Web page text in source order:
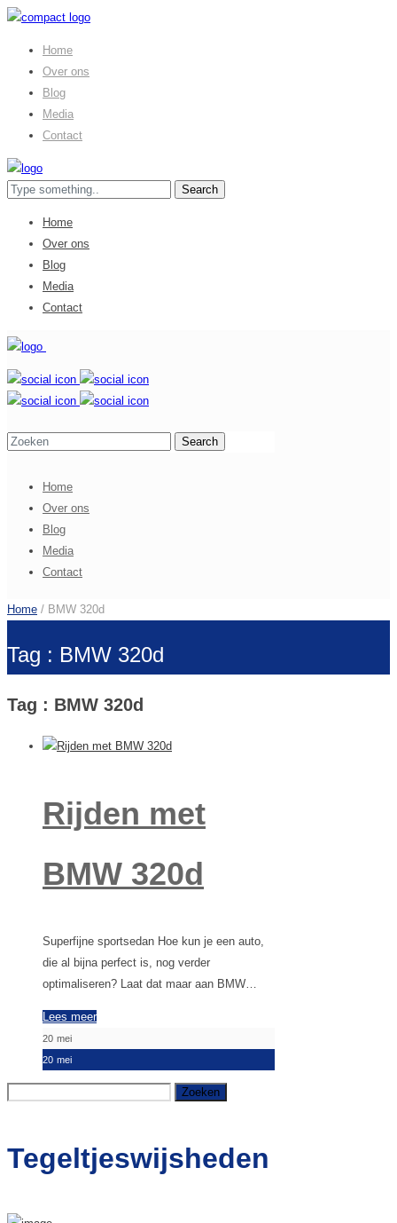
Home
Over ons
Blog
Media
Contact
Home
Over ons
Blog
Media
Contact
Home
Over ons
Blog
Media
Contact
Home / BMW 320d
Tag : BMW 320d
Tag : BMW 320d
Rijden met
BMW 320d
Superfijne sportsedan Hoe kun je een auto,
die al bijna perfect is, nog verder
optimaliseren? Laat dat maar aan BMW…
Lees meer
20 mei
20 mei
Tegeltjeswijsheden